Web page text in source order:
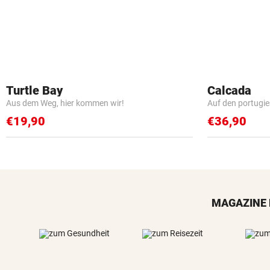
Turtle Bay
Aus dem Weg, hier kommen wir!
€19,90
Calcada
Auf den
€36,90
MAGAZINE